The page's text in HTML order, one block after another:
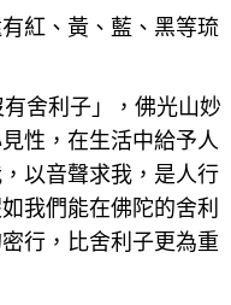
紅、黃、藍、黑等琉
舍利子」，佛光山妙
性，在生活中給予人
以音聲求我，是人行
我們能在佛陀的舍利
行，比舍利子更為重